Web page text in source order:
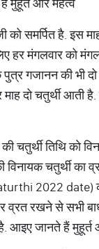
मुहूर्त और महत्व
को समर्पित है. इस
हर मंगलवार को
गजानन की भी
दो चतुर्थी आती
चतुर्थी तिथि को
विनायक चतुर्थी का
2022 date)
व्रत रखने से सभी
आइए जानते हैं मुहूर्त